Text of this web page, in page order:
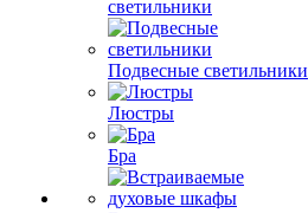
светильники
Подвесные светильники
Люстры
Бра